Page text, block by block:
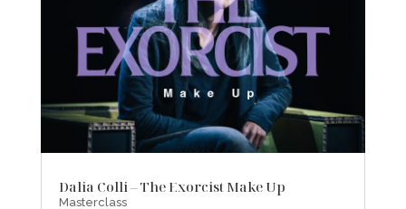
Dalia Colli – The Exorcist Make Up
Masterclass